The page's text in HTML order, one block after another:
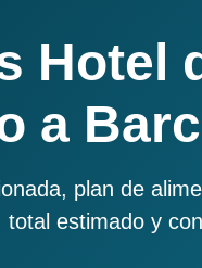
Hotel
a
plan de
estimado y